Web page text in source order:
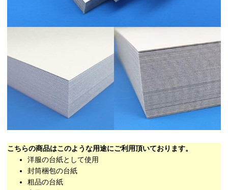
こちらの商品はこのような用途にご利用頂いております。
洋服の台紙として使用
封筒梱包の台紙
粗品の台紙